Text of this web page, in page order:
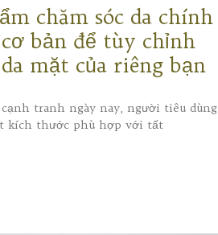
chăm sóc da chính
bản để tùy chỉnh
mặt của riêng bạn
tranh ngày nay, người tiêu dùng
kích thước phù hợp với tất